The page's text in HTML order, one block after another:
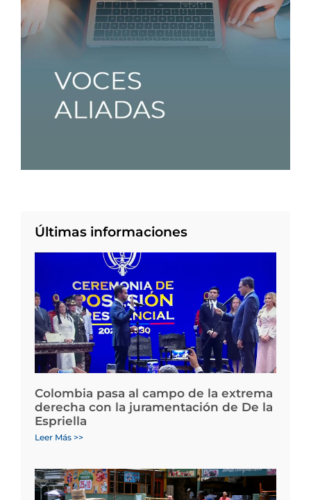
Últimas informaciones
Colombia pasa al campo de la extrema
derecha con la juramentación de De la
Espriella
Leer Más >>